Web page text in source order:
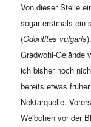
Von dieser Stelle
sogar erstmals ein
(Odontites vulgaris
Gradwohl-Gelände
ich bisher noch
bereits etwas
Nektarquelle.
Weibchen vor der